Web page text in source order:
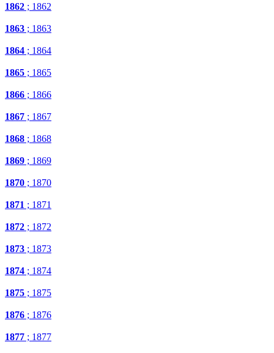
1862 ; 1862
1863 ; 1863
1864 ; 1864
1865 ; 1865
1866 ; 1866
1867 ; 1867
1868 ; 1868
1869 ; 1869
1870 ; 1870
1871 ; 1871
1872 ; 1872
1873 ; 1873
1874 ; 1874
1875 ; 1875
1876 ; 1876
1877 ; 1877